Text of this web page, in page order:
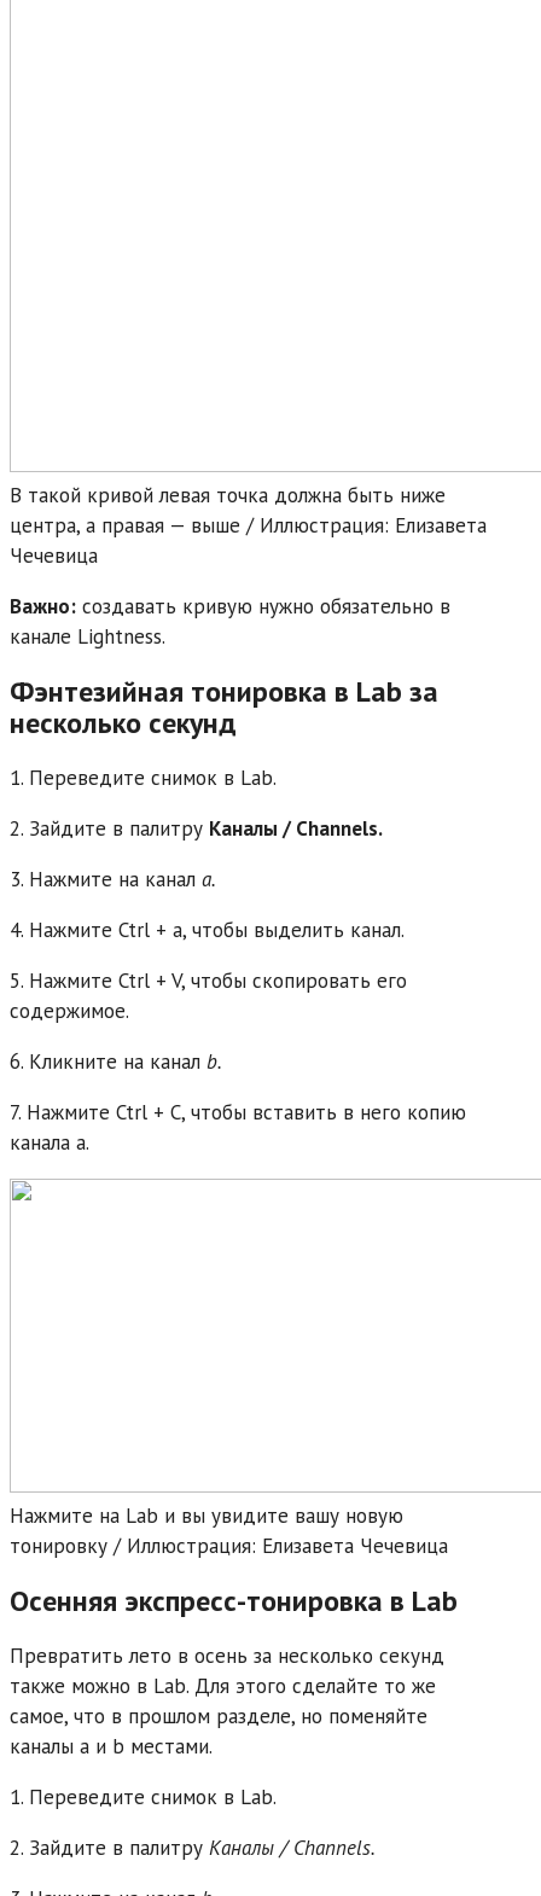
В такой кривой левая точка должна быть ниже
центра, а правая — выше / Иллюстрация: Елизавета
Чечевица
Важно: создавать кривую нужно обязательно в
канале Lightness.
Фэнтезийная тонировка в Lab за
несколько секунд
1. Переведите снимок в Lab.
2. Зайдите в палитру Каналы / Channels.
3. Нажмите на канал a.
4. Нажмите Ctrl + a, чтобы выделить канал.
5. Нажмите Ctrl + V, чтобы скопировать его
содержимое.
6. Кликните на канал b.
7. Нажмите Ctrl + С, чтобы вставить в него копию
канала а.
Нажмите на Lab и вы увидите вашу новую
тонировку / Иллюстрация: Елизавета Чечевица
Осенняя экспресс-тонировка в Lab
Превратить лето в осень за несколько секунд
также можно в Lab. Для этого сделайте то же
самое, что в прошлом разделе, но поменяйте
каналы а и b местами.
1. Переведите снимок в Lab.
2. Зайдите в палитру Каналы / Channels.